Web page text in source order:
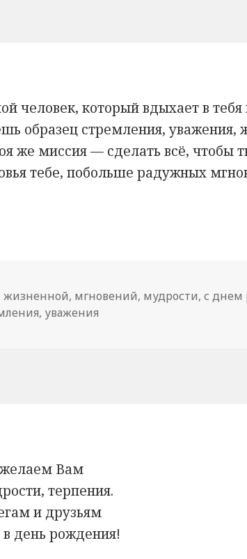
человек, который вдыхает в тебя
образец стремления, уважения,
же миссия — сделать всё, чтобы
тебе, побольше радужных
Метки
жизненной, мгновений, мудрости,с днем
, уважения
Вам
терпения.
и друзьям
день рождения!